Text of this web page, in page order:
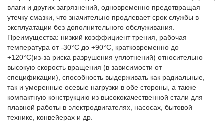
влаги и других загрязнений, одновременно предотвращая
утечку смазки, что значительно продлевает срок службы в
эксплуатации без дополнительного обслуживания.
Преимущества: низкий коэффициент трения, рабочая
температура от -30°C до +90°C, кратковременно до
+120°C(из-за риска разрушения уплотнений) относительно
высокую скорость вращения (в зависимости от
спецификации), способность выдерживать как радиальные,
так и умеренные осевые нагрузки в обе стороны, а также
компактную конструкцию из высококачественной стали для
плавной работы в электродвигателях, насосах, бытовой
технике, конвейерах и др.